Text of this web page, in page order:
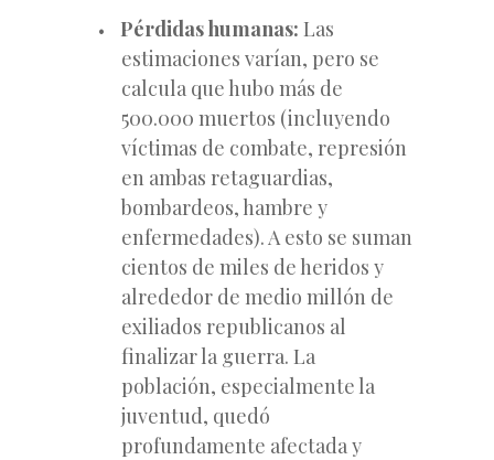
Pérdidas humanas: Las
estimaciones varían, pero se
calcula que hubo más de
500.000 muertos (incluyendo
víctimas de combate, represión
en ambas retaguardias,
bombardeos, hambre y
enfermedades). A esto se suman
cientos de miles de heridos y
alrededor de medio millón de
exiliados republicanos al
finalizar la guerra. La
población, especialmente la
juventud, quedó
profundamente afectada y